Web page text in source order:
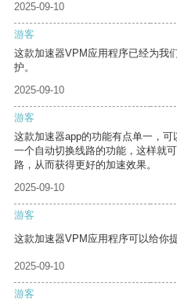
2025-09-10
游客
这款加速器VPM应用程序已经为我
护。
2025-09-10
游客
这款加速器app的功能有点单一，
一个自动切换线路的功能，这样就
路，从而获得更好的加速效果。
2025-09-10
游客
这款加速器VPM应用程序可以给你
2025-09-10
游客